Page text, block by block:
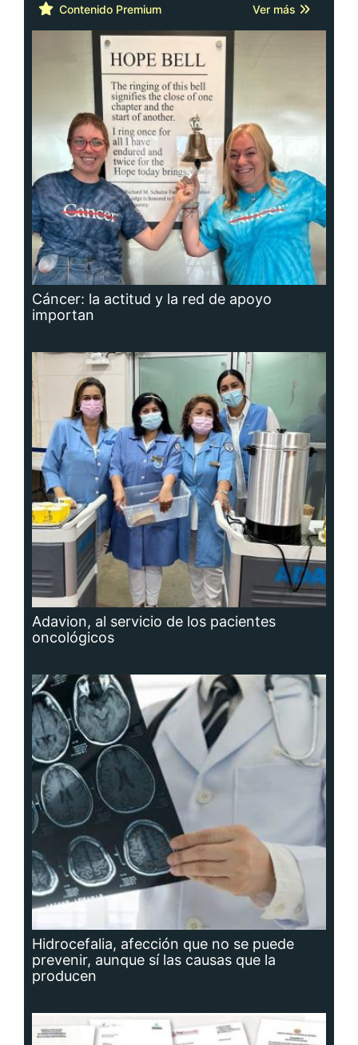
Contenido Premium Ver más
Cáncer: la actitud y la red de apoyo
importan
Adavion, al servicio de los pacientes
oncológicos
Hidrocefalia, afección que no se puede
prevenir, aunque sí las causas que la
producen